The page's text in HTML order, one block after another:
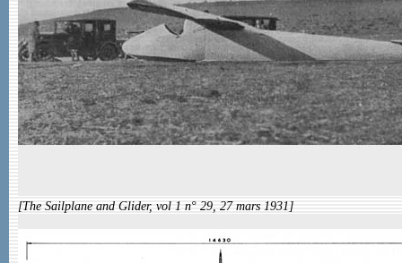
[The Sailplane and Glider, vol 1 n° 29, 27 mars 1931]